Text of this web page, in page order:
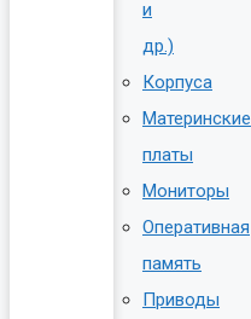
и
др.)
Корпуса
Материнские
платы
Мониторы
Оперативная
память
Приводы